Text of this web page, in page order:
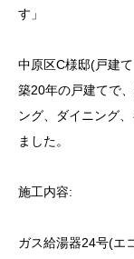
す」
中原区C様邸(戸建
築20年の戸建てで
ング、ダイニング
ました。
施工内容:
ガス給湯器24号(エ